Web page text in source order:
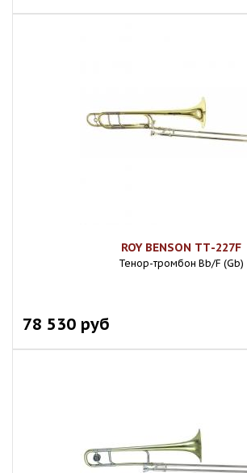
ROY BENSON ТТ-227F
Тенор-тромбон Bb/F (Gb)
78 530 руб